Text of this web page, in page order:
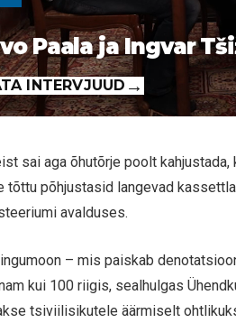
Paala ja Ingvar
INTERVJUUD
sai aga õhutõrje poolt
tõttu põhjustasid langevad
avalduses.
– mis paiskab
kui 100 riigis, sealhulgas
tsiviilisikutele äärmiselt